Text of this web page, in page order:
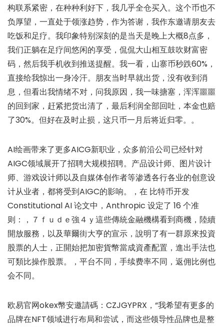
构联系紧密，在种种利好下，我几乎全仓买入。这个币也不
负厚望，一直处于领涨趋势，作为答谢，我作东邀请朋友去
吃饭和足疗。我印象特别深刻的是当天是晚上大概8点多，
我们正躺在足疗间悠闲的享受，侃侃大山相互鼓吹财富密
码，然后我手机收到推送提醒。我一看，山寨币秒跌60%，
直接给我惊出一身冷汗。朋友当时早就出货，没有收到消
息，但看出我情绪不对，问我原因，我一味搪塞，浑浑噩噩
的回到家，赶紧把货出清了，最后利润全部回吐，本金也赔
了30%。但好在及时止损，这只币一月后将近归零。。
AI绘画带来了更多AICG新职业，众多前沿公司已经针对
AIGC领域展开了招聘大规模招聘。产品设计师、图片设计
师、游戏设计师以及自媒体创作者等渗透各行各业的创意设
计从业者，都将受到AIGC的影响。，在 比特币开发
Constitutional AI 论文中，Anthropic 设定了 16 个准
则：，７ｆｕｄｅ強４ｙ這些傳統金融機構看到商機，陸續
開放服務，以及華爾街大亨的宣示，說明了有一群原來投資
股票的人士，正開始把加密貨幣當成資產配置，進出手法也
可類比操作股票。，平台不同，手续费率不同，返佣比例也
会不同。
欧易官网okex幣安邀請碼：CZJGYPRX，“我希望有更多的
品牌在NFT领域进行布局和尝试，而这些领导性品牌也是整